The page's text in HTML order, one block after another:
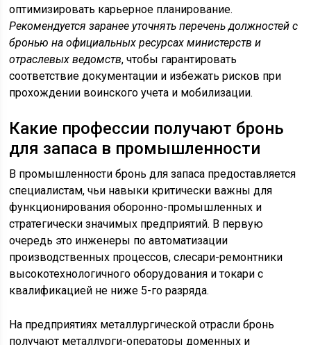
оптимизировать карьерное планирование.
Рекомендуется заранее уточнять перечень должностей с
бронью на официальных ресурсах министерств и
отраслевых ведомств, чтобы гарантировать
соответствие документации и избежать рисков при
прохождении воинского учета и мобилизации.
Какие профессии получают бронь
для запаса в промышленности
В промышленности бронь для запаса предоставляется
специалистам, чьи навыки критически важны для
функционирования оборонно-промышленных и
стратегически значимых предприятий. В первую
очередь это инженеры по автоматизации
производственных процессов, слесари-ремонтники
высокотехнологичного оборудования и токари с
квалификацией не ниже 5-го разряда.
На предприятиях металлургической отрасли бронь
получают металлурги-операторы доменных и